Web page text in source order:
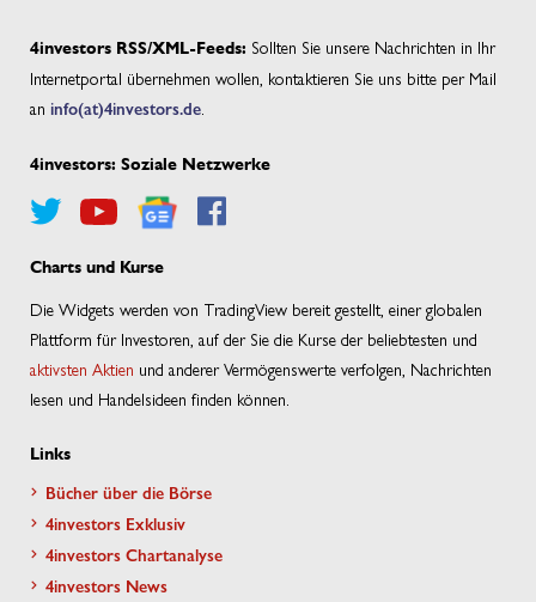
4investors RSS/XML-Feeds: Sollten Sie unsere Nachrichten in Ihr
Internetportal übernehmen wollen, kontaktieren Sie uns bitte per Mail
an info(at)4investors.de.
4investors: Soziale Netzwerke
Charts und Kurse
Die Widgets werden von TradingView bereit gestellt, einer globalen
Plattform für Investoren, auf der Sie die Kurse der beliebtesten und
aktivsten Aktien und anderer Vermögenswerte verfolgen, Nachrichten
lesen und Handelsideen finden können.
Links
Bücher über die Börse
4investors Exklusiv
4investors Chartanalyse
4investors News